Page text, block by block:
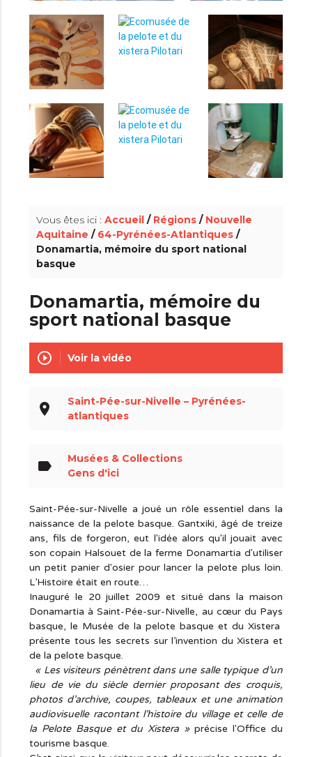
Vous êtes ici :Accueil / Régions / Nouvelle
Aquitaine / 64-Pyrénées-Atlantiques /
Donamartia, mémoire du sport national
basque
Donamartia, mémoire du
sport national basque
play_circle_outline Voir la vidéo
place
Saint-Pée-sur-Nivelle – Pyrénées-
atlantiques
label
Musées & Collections
Gens d'ici
Saint-Pée-sur-Nivelle a joué un rôle essentiel dans la
naissance de la pelote basque. Gantxiki, âgé de treize
ans, fils de forgeron, eut l'idée alors qu'il jouait avec
son copain Halsouet de la ferme Donamartia d'utiliser
un petit panier d'osier pour lancer la pelote plus loin.
L’Histoire était en route…
Inauguré le 20 juillet 2009 et situé dans la maison
Donamartia à Saint-Pée-sur-Nivelle, au cœur du Pays
basque, le Musée de la pelote basque et du Xistera
présente tous les secrets sur l’invention du Xistera et
de la pelote basque.
« Les visiteurs pénètrent dans une salle typique d’un
lieu de vie du siècle dernier proposant des croquis,
photos d’archive, coupes, tableaux et une animation
audiovisuelle racontant l’histoire du village et celle de
la Pelote Basque et du Xistera »précise l'Office du
tourisme basque.